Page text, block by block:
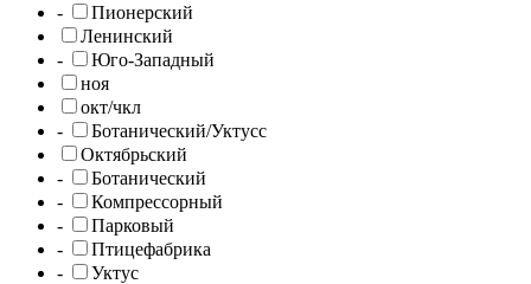
-
Пионерский
Ленинский
-
Юго-Западный
ноя
окт/чкл
-
Ботанический/Уктусс
Октябрьский
-
Ботанический
-
Компрессорный
-
Парковый
-
Птицефабрика
-
Уктус